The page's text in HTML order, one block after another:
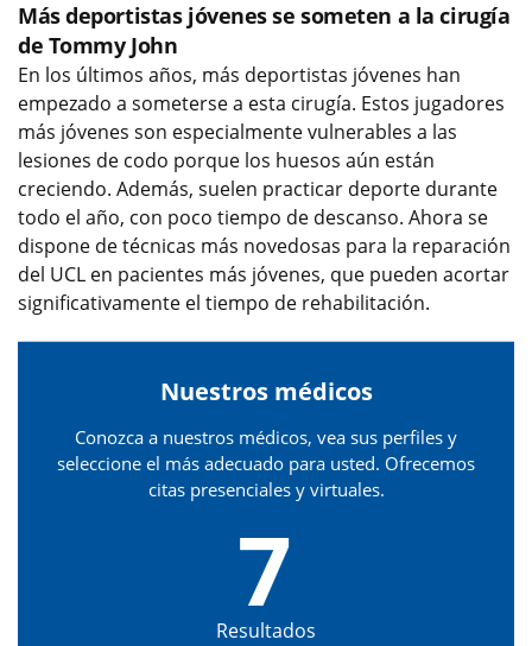
Más deportistas jóvenes se someten a la cirugía
de Tommy John
En los últimos años, más deportistas jóvenes han
empezado a someterse a esta cirugía. Estos jugadores
más jóvenes son especialmente vulnerables a las
lesiones de codo porque los huesos aún están
creciendo. Además, suelen practicar deporte durante
todo el año, con poco tiempo de descanso. Ahora se
dispone de técnicas más novedosas para la reparación
del UCL en pacientes más jóvenes, que pueden acortar
significativamente el tiempo de rehabilitación.
7
Resultados
Nuestros médicos
Conozca a nuestros médicos, vea sus perfiles y
seleccione el más adecuado para usted. Ofrecemos
citas presenciales y virtuales.